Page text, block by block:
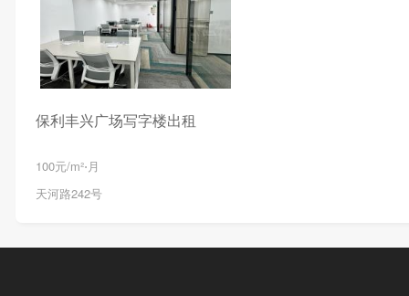
保利丰兴广场写字楼出租
100元/m²⋅月
天河路242号